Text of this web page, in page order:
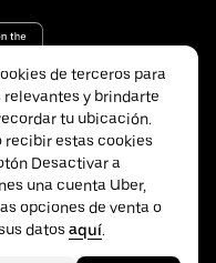
de terceros para
y brindarte
tu ubicación.
recibir estas cookies
Desactivar a
una cuenta Uber,
opciones de venta o
datos aquí.